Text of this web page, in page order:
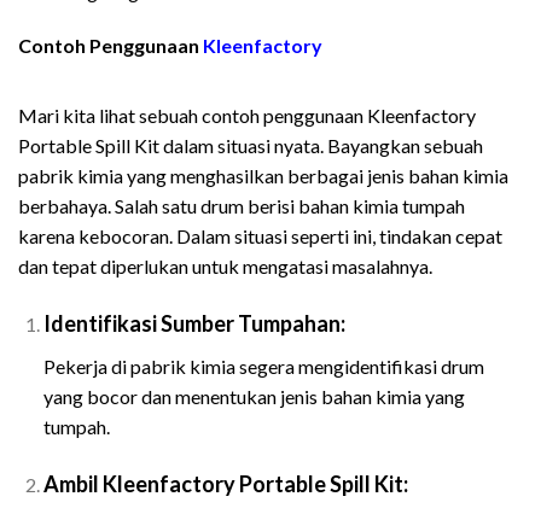
Contoh Penggunaan Kleenfactory
Mari kita lihat sebuah contoh penggunaan Kleenfactory
Portable Spill Kit dalam situasi nyata. Bayangkan sebuah
pabrik kimia yang menghasilkan berbagai jenis bahan kimia
berbahaya. Salah satu drum berisi bahan kimia tumpah
karena kebocoran. Dalam situasi seperti ini, tindakan cepat
dan tepat diperlukan untuk mengatasi masalahnya.
Identifikasi Sumber Tumpahan:
Pekerja di pabrik kimia segera mengidentifikasi drum
yang bocor dan menentukan jenis bahan kimia yang
tumpah.
Ambil Kleenfactory Portable Spill Kit: